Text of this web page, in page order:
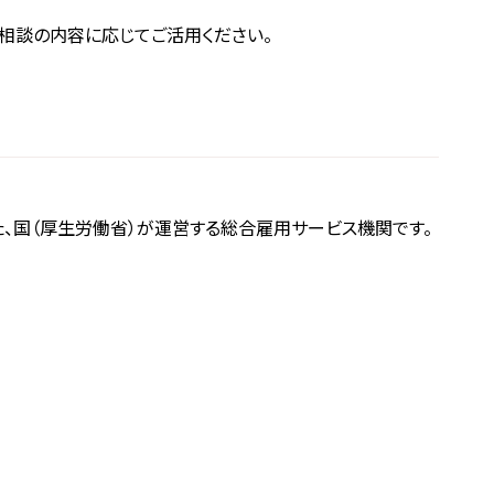
の内容に応じてご活用ください。
（厚生労働省）が運営する総合雇用サービス機関です。